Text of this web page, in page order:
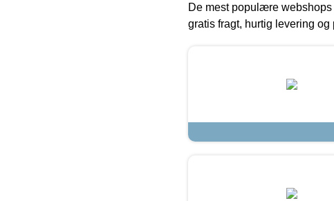
De mest populære
gratis fragt, hurtig levering